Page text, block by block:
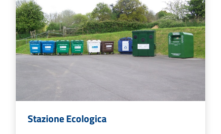
Stazione Ecologica